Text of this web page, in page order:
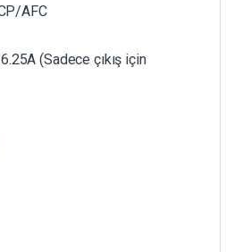
AFC
6.25A (Sadece çıkış için